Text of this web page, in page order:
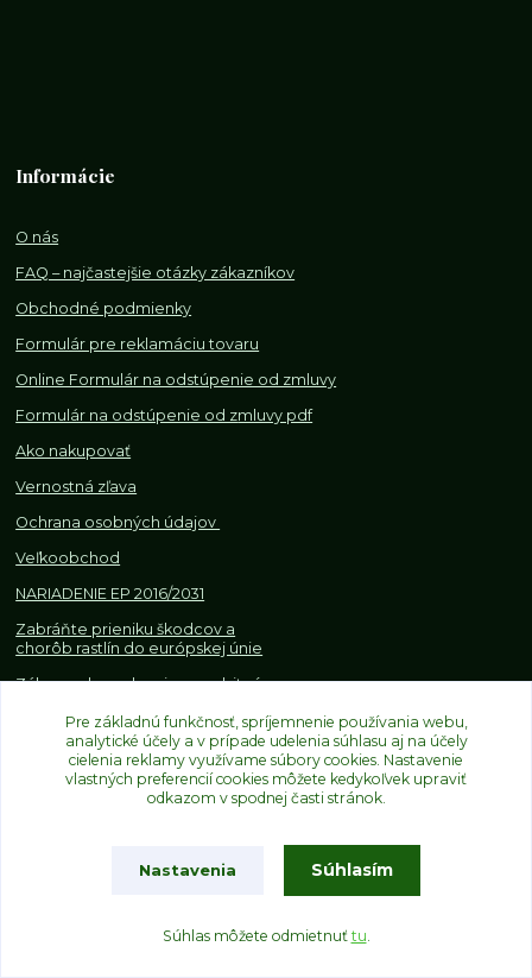
Informácie
O nás
FAQ – najčastejšie otázky zákazníkov
Obchodné podmienky
Formulár pre reklamáciu tovaru
Online Formulár na odstúpenie od zmluvy
Formulár na odstúpenie od zmluvy pdf
Ako nakupovať
Vernostná zľava
Ochrana osobných údajov
Veľkoobchod
NARIADENIE EP 2016/2031
Zabráňte prieniku škodcov a
chorôb rastlín do európskej únie
Zákazy, obmedzenia a osobitné
obchodovaní s rastlinami
Upravit sběr cookies.
Vytvorené na Eshop-rychlo.sk
Pre základnú funkčnosť, spríjemnenie používania webu,
analytické účely a v prípade udelenia súhlasu aj na účely
cielenia reklamy využívame súbory cookies. Nastavenie
vlastných preferencií cookies môžete kedykoľvek upraviť
odkazom v spodnej časti stránok.
Nastavenia Súhlasím
Súhlas môžete odmietnuť tu